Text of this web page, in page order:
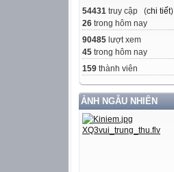
54431 truy cập (chi tiết)
26 trong hôm nay
90485 lượt xem
45 trong hôm nay
159 thành viên
ẢNH NGẪU NHIÊN